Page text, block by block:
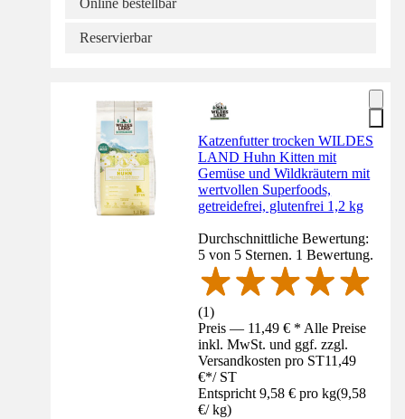
Online bestellbar
Reservierbar
Katzenfutter trocken WILDES
LAND Huhn Kitten mit
Gemüse und Wildkräutern mit
wertvollen Superfoods,
getreidefrei, glutenfrei 1,2 kg
Durchschnittliche Bewertung:
5 von 5 Sternen. 1 Bewertung.
(1)
Preis — 11,49 € * Alle Preise
inkl. MwSt. und ggf. zzgl.
Versandkosten pro ST11,49
€*/ ST
Entspricht 9,58 € pro kg(9,58
€/ kg)